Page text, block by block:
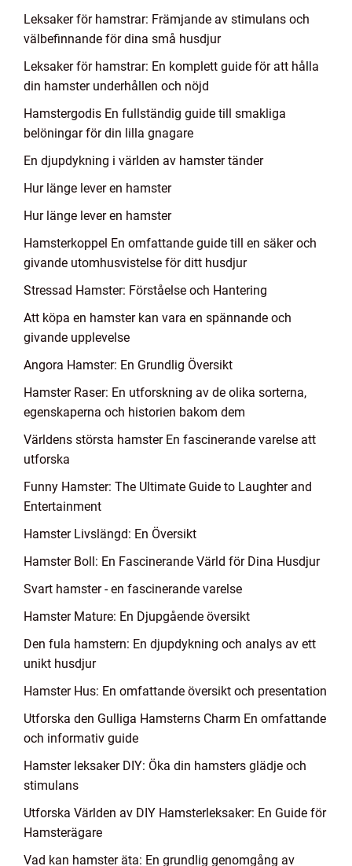
Leksaker för hamstrar: Främjande av stimulans och
välbefinnande för dina små husdjur
Leksaker för hamstrar: En komplett guide för att hålla
din hamster underhållen och nöjd
Hamstergodis En fullständig guide till smakliga
belöningar för din lilla gnagare
En djupdykning i världen av hamster tänder
Hur länge lever en hamster
Hur länge lever en hamster
Hamsterkoppel En omfattande guide till en säker och
givande utomhusvistelse för ditt husdjur
Stressad Hamster: Förståelse och Hantering
Att köpa en hamster kan vara en spännande och
givande upplevelse
Angora Hamster: En Grundlig Översikt
Hamster Raser: En utforskning av de olika sorterna,
egenskaperna och historien bakom dem
Världens största hamster En fascinerande varelse att
utforska
Funny Hamster: The Ultimate Guide to Laughter and
Entertainment
Hamster Livslängd: En Översikt
Hamster Boll: En Fascinerande Värld för Dina Husdjur
Svart hamster - en fascinerande varelse
Hamster Mature: En Djupgående översikt
Den fula hamstern: En djupdykning och analys av ett
unikt husdjur
Hamster Hus: En omfattande översikt och presentation
Utforska den Gulliga Hamsterns Charm En omfattande
och informativ guide
Hamster leksaker DIY: Öka din hamsters glädje och
stimulans
Utforska Världen av DIY Hamsterleksaker: En Guide för
Hamsterägare
Vad kan hamster äta: En grundlig genomgång av